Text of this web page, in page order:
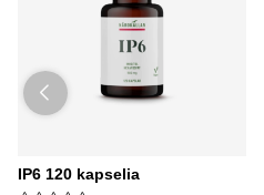
IP6 120 kapselia